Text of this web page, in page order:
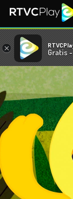
× Gratis